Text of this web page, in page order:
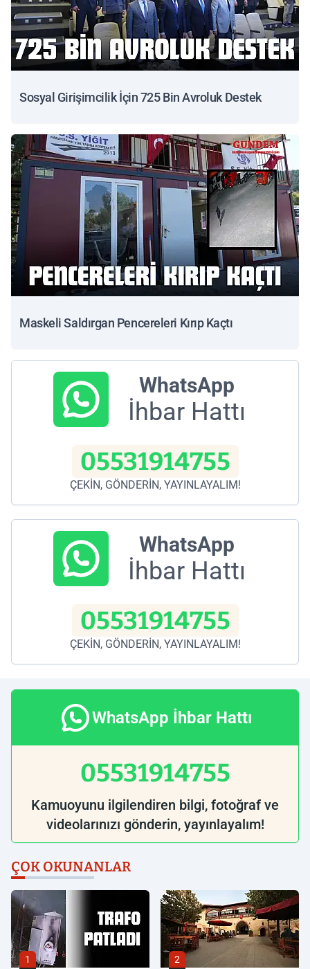
Sosyal Girişimcilik İçin 725 Bin Avroluk Destek
Maskeli Saldırgan Pencereleri Kırıp Kaçtı
WhatsApp
İhbar Hattı
05531914755
ÇEKİN, GÖNDERİN, YAYINLAYALIM!
WhatsApp
İhbar Hattı
05531914755
ÇEKİN, GÖNDERİN, YAYINLAYALIM!
WhatsApp İhbar Hattı
05531914755
Kamuoyunu ilgilendiren bilgi, fotoğraf ve
videolarınızı gönderin, yayınlayalım!
ÇOK OKUNANLAR
1 2